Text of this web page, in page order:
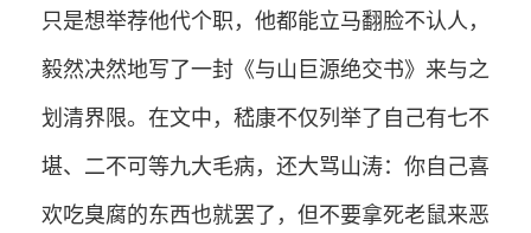
只是想举荐他代个职，他都能立马翻脸不认人，
毅然决然地写了一封《与山巨源绝交书》来与之
划清界限。在文中，嵇康不仅列举了自己有七不
堪、二不可等九大毛病，还大骂山涛：你自己喜
欢吃臭腐的东西也就罢了，但不要拿死老鼠来恶